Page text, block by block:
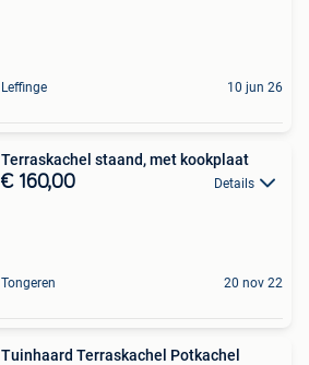
Leffinge 10 jun 26
Terraskachel staand, met kookplaat
€ 160,00 Details
Tongeren 20 nov 22
Tuinhaard Terraskachel Potkachel